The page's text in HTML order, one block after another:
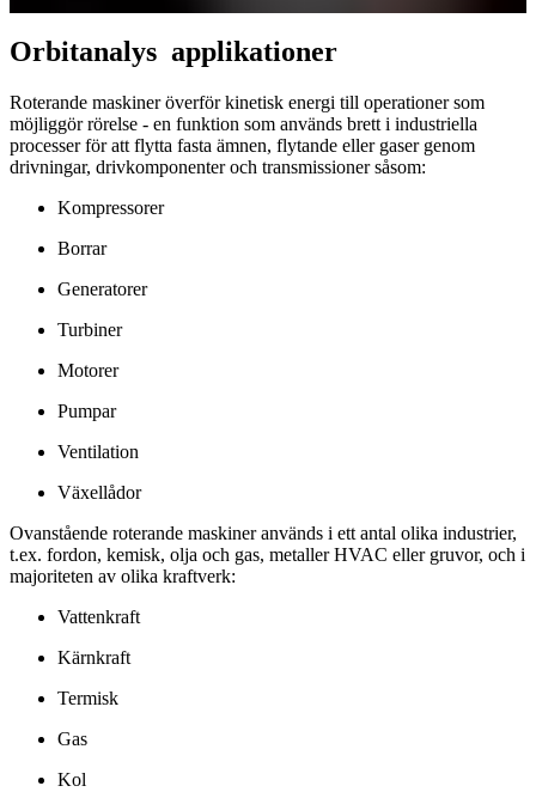
Orbitanalys applikationer
Roterande maskiner överför kinetisk energi till operationer som
möjliggör rörelse - en funktion som används brett i industriella
processer för att flytta fasta ämnen, flytande eller gaser genom
drivningar, drivkomponenter och transmissioner såsom:
Kompressorer
Borrar
Generatorer
Turbiner
Motorer
Pumpar
Ventilation
Växellådor
Ovanstående roterande maskiner används i ett antal olika industrier,
t.ex. fordon, kemisk, olja och gas, metaller HVAC eller gruvor, och i
majoriteten av olika kraftverk:
Vattenkraft
Kärnkraft
Termisk
Gas
Kol